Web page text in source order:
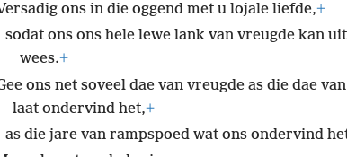
ons in die oggend met u lojale liefde,+
sodat ons ons hele lewe lank van vreugde kan
wees.+
ons net soveel dae van vreugde as die dae
laat ondervind het,+
as die jare van rampspoed wat ons ondervind